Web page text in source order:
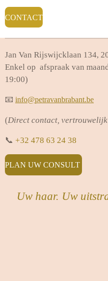
CONTACT
Jan Van Rijswijcklaan 134,
Enkel op afspraak van
19:00)
📧 info@petravanbrabant.be
(Direct contact,
📞 +32 478 63 24 38
PLAN UW CONSULT
Uw haar. Uw